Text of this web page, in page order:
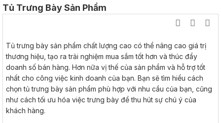
Tủ Trưng Bày Sản Phẩm
Tủ trưng bày sản phẩm chất lượng cao có thể nâng cao giá trị
thương hiệu, tạo ra trải nghiệm mua sắm tốt hơn và thúc đẩy
doanh số bán hàng. Hơn nữa vị thế của sản phẩm và hỗ trợ tốt
nhất cho công việc kinh doanh của bạn. Bạn sẽ tìm hiểu cách
chọn tủ trưng bày sản phẩm phù hợp với nhu cầu của bạn, cũng
như cách tối ưu hóa việc trưng bày để thu hút sự chú ý của
khách hàng.